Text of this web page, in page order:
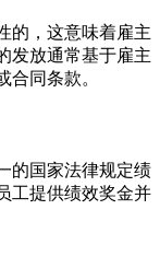
的，这意味着雇主
发放通常基于雇主
合同条款。
的国家法律规定绩
工提供绩效奖金并